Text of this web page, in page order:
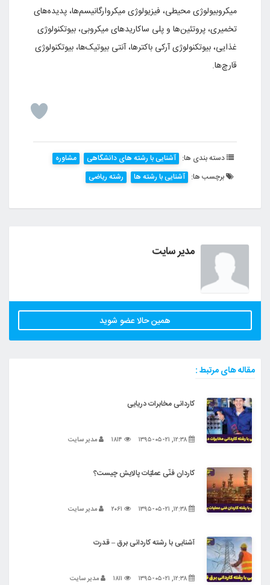
میکروبیولوژی‌ محیطی‌، فیزیولوژی‌ میکروارگانیسم‌ها، پدیده‌های‌
تخمیری‌، پروتئین‌ها و پلی‌ ساکاریدهای‌ میکروبی‌، بیوتکنولوژی‌
غذایی‌، بیوتکنولوژی‌ آرکی‌ باکترها، آنتی‌ بیوتیک‌ها، بیوتکنولوژی‌
قارچ‌ها.
دسته بندی ها: آشنایی با رشته های دانشگاهی
مشاوره
برچسب ها: آشنایی با رشته ها رشته ریاضی
مدیر سایت
همین حالا عضو شوید
مقاله های مرتبط :
کاردانی مخابرات دریایی
مدیر سایت
کاردان فنّی عملیّات پالایش چیست؟
مدیر سایت
آشنایی با رشته کاردانی برق – قدرت
مدیر سایت